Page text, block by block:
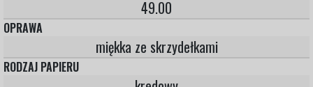
49.00
OPRAWA
miękka ze skrzydełkami
RODZAJ PAPIERU